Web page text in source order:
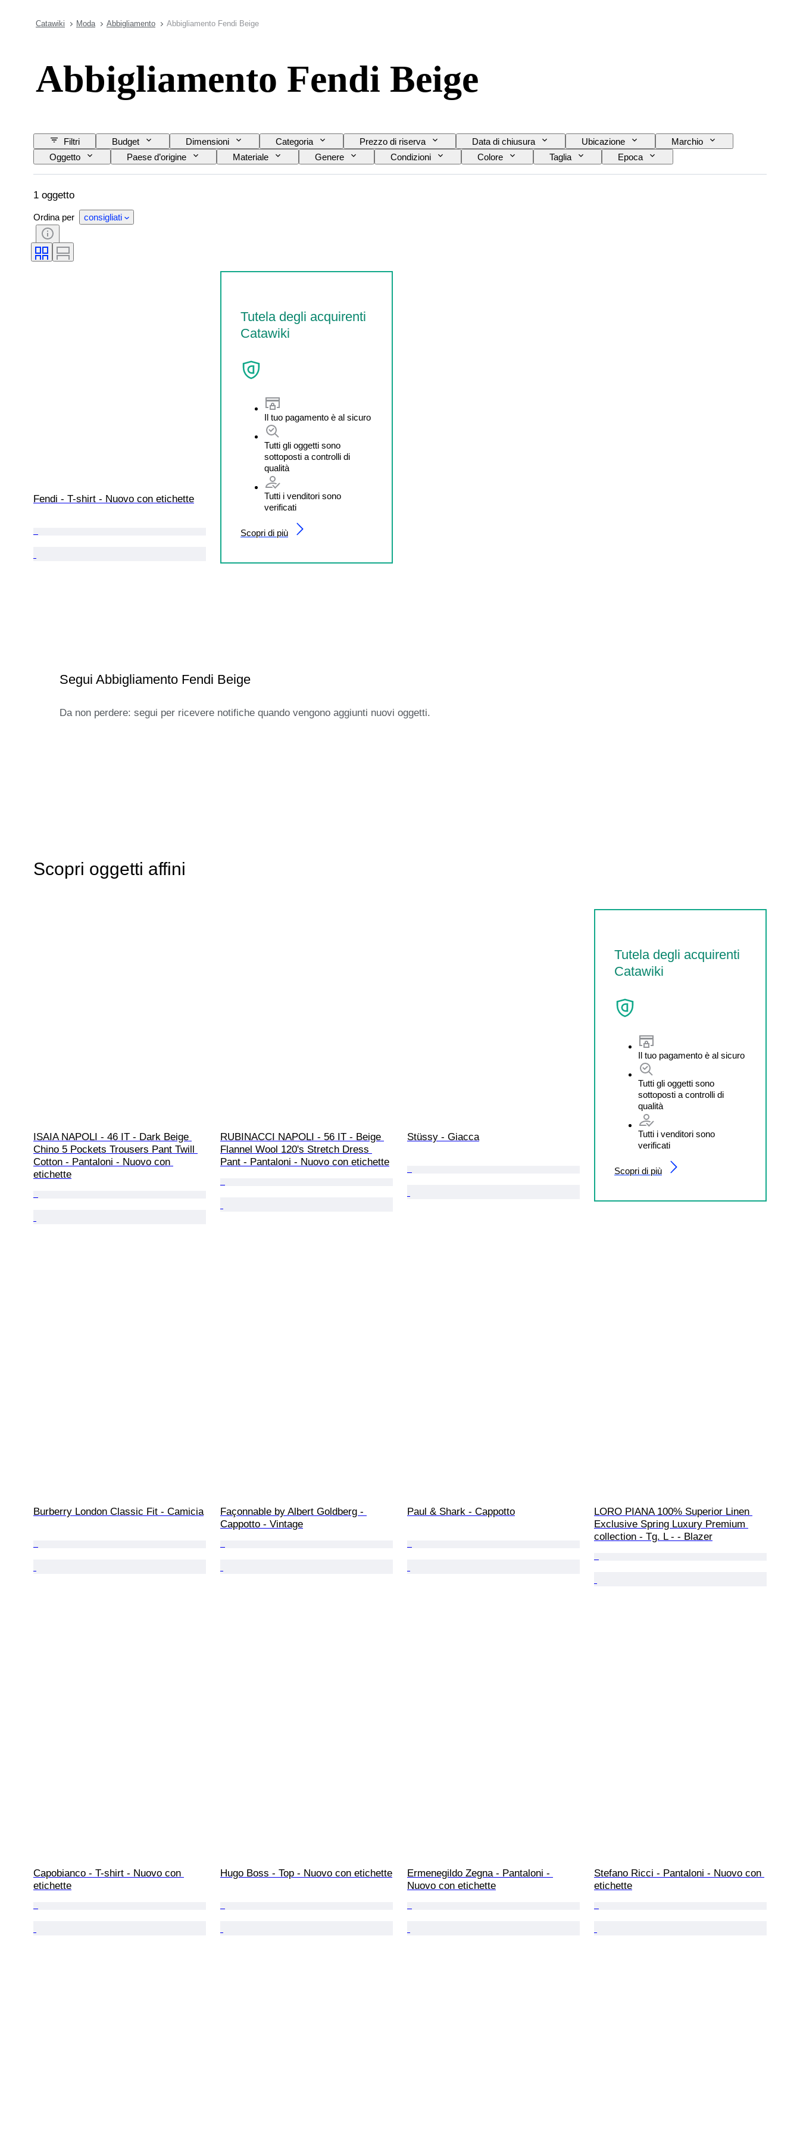
Catawiki Moda Abbigliamento Abbigliamento Fendi Beige
Abbigliamento Fendi Beige
Filtri Budget Dimensioni Categoria Prezzo di riserva Data di chiusura Ubicazione
Marchio
Oggetto
Paese d’origine Materiale Genere Condizioni Colore Taglia Epoca
1 oggetto
Ordina per consigliati
Fendi - T-shirt - Nuovo con etichette
Tutela degli acquirenti
Catawiki
Il tuo pagamento è al sicuro
Tutti gli oggetti sono
sottoposti a controlli di
qualità
Tutti i venditori sono
verificati
Scopri di più
Segui Abbigliamento Fendi Beige
Da non perdere: segui per ricevere notifiche quando vengono aggiunti nuovi oggetti.
Scopri oggetti affini
Tutela degli acquirenti
Catawiki
Il tuo pagamento è al sicuro
Tutti gli oggetti sono
sottoposti a controlli di
qualità
Tutti i venditori sono
verificati
Scopri di più
ISAIA NAPOLI - 46 IT - Dark Beige
Chino 5 Pockets Trousers Pant Twill
Cotton - Pantaloni - Nuovo con
etichette
RUBINACCI NAPOLI - 56 IT - Beige
Flannel Wool 120's Stretch Dress
Pant - Pantaloni - Nuovo con etichette
Stüssy - Giacca
Burberry London Classic Fit - Camicia
Façonnable by Albert Goldberg -
Cappotto - Vintage
Paul & Shark - Cappotto
LORO PIANA 100% Superior Linen
Exclusive Spring Luxury Premium
collection - Tg. L - - Blazer
Capobianco - T-shirt - Nuovo con
etichette
Hugo Boss - Top - Nuovo con etichette
Ermenegildo Zegna - Pantaloni -
Nuovo con etichette
Stefano Ricci - Pantaloni - Nuovo con
etichette